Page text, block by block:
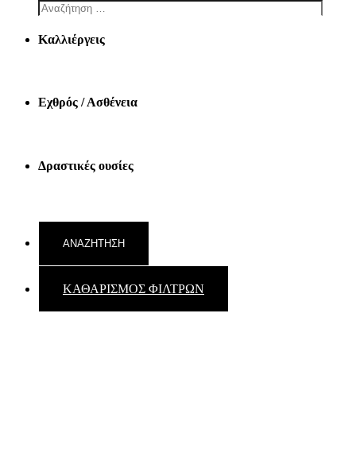
Καλλιέργεις
Εχθρός / Ασθένεια
Δραστικές ουσίες
ΚΑΘΑΡΙΣΜΟΣ ΦΙΛΤΡΩΝ